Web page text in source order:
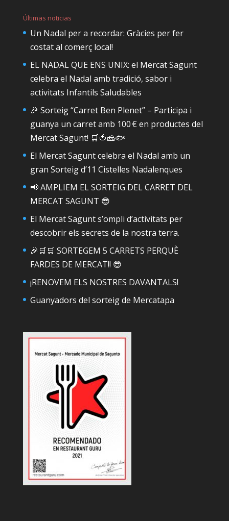
Últimas noticias
Un Nadal per a recordar: Gràcies per fer
costat al comerç local!
EL NADAL QUE ENS UNIX: el Mercat Sagunt
celebra el Nadal amb tradició, sabor i
activitats Infantils Saludables
🎉 Sorteig “Carret Ben Plenet” – Participa i
guanya un carret amb 100 € en productes del
Mercat Sagunt! 🛒🍅🧀🐟
El Mercat Sagunt celebra el Nadal amb un
gran Sorteig d’11 Cistelles Nadalenques
📢 AMPLIEM EL SORTEIG DEL CARRET DEL
MERCAT SAGUNT 😎
El Mercat Sagunt s’ompli d’activitats per
descobrir els secrets de la nostra terra.
🎉🛒🛒 SORTEGEM 5 CARRETS PERQUÈ
FARDES DE MERCAT!! 😎
¡RENOVEM ELS NOSTRES DAVANTALS!
Guanyadors del sorteig de Mercatapa